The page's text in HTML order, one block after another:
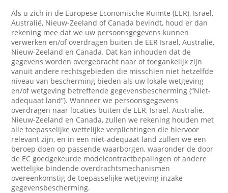
Als u zich in de Europese Economische Ruimte (EER), Israël,
Australië, Nieuw-Zeeland of Canada bevindt, houd er dan
rekening mee dat we uw persoonsgegevens kunnen
verwerken en/of overdragen buiten de EER Israël, Australië,
Nieuw-Zeeland en Canada. Dat kan inhouden dat de
gegevens worden overgebracht naar of toegankelijk zijn
vanuit andere rechtsgebieden die misschien niet hetzelfde
niveau van bescherming bieden als uw lokale wetgeving
en/of wetgeving betreffende gegevensbescherming (“Niet-
adequaat land”). Wanneer we persoonsgegevens
overdragen naar locaties buiten de EER, Israël, Australië,
Nieuw-Zeeland en Canada, zullen we rekening houden met
alle toepasselijke wettelijke verplichtingen die hiervoor
relevant zijn, en in een niet-adequaat land zullen we een
beroep doen op passende waarborgen, waaronder de door
de EC goedgekeurde modelcontractbepalingen of andere
wettelijke bindende overdrachtsmechanismen
overeenkomstig de toepasselijke wetgeving inzake
gegevensbescherming.